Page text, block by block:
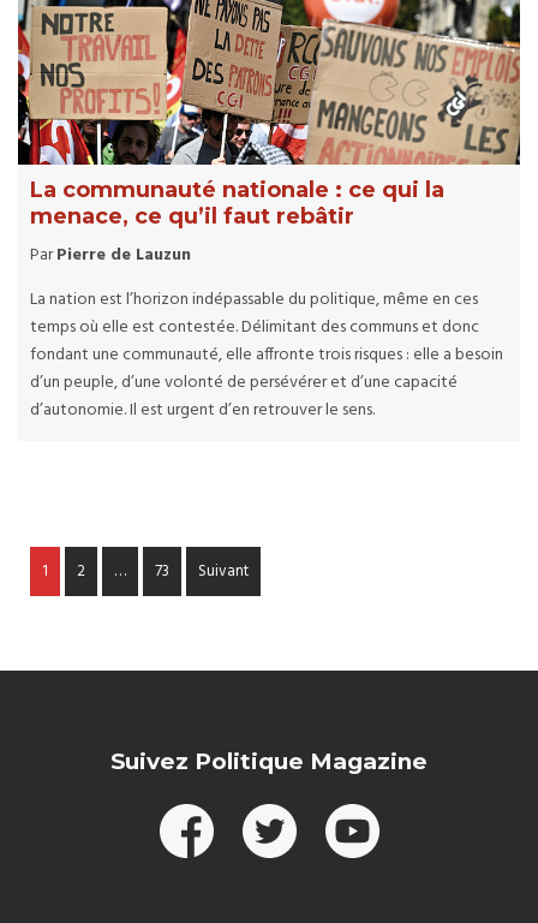
La communauté nationale : ce qui la
menace, ce qu’il faut rebâtir
ParPierre de Lauzun
La nation est l’horizon indépassable du politique, même en ces
temps où elle est contestée. Délimitant des communs et donc
fondant une communauté, elle affronte trois risques : elle a besoin
d’un peuple, d’une volonté de persévérer et d’une capacité
d’autonomie. Il est urgent d’en retrouver le sens.
1 2 … 73 Suivant
Suivez Politique Magazine